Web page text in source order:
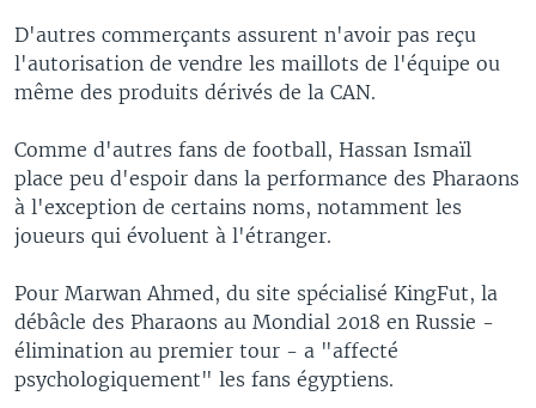
D'autres commerçants assurent n'avoir pas reçu
l'autorisation de vendre les maillots de l'équipe ou
même des produits dérivés de la CAN.
Comme d'autres fans de football, Hassan Ismaïl
place peu d'espoir dans la performance des Pharaons
à l'exception de certains noms, notamment les
joueurs qui évoluent à l'étranger.
Pour Marwan Ahmed, du site spécialisé KingFut, la
débâcle des Pharaons au Mondial 2018 en Russie -
élimination au premier tour - a "affecté
psychologiquement" les fans égyptiens.